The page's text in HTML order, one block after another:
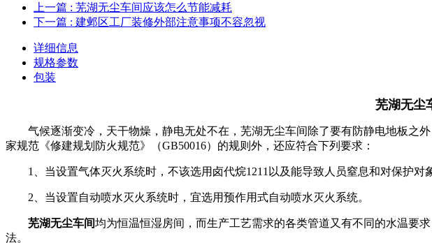
上一篇 : 芜湖无尘车间应该怎么节能减耗
下一篇 : 建邺区工厂装修外部注意事项不容忽视
详细信息
规格参数
包装
芜湖无尘
气候逐渐变冷，天干物燥，静电无处不在，芜湖无尘车间除了要有防静电地板之外
家规范《修建规划防火规范》（GB50016）的规则外，还应符合下列要求：
1、当设置气体灭火系统时，不该选用卤代烷1211以及能导致人员窒息和对保护对
2、当设置自动喷水灭火系统时，宜选用预作用式自动喷水灭火系统。
芜湖无尘车间均为恒温恒湿房间，而生产工艺需求的各类管道又有不同的水温要
法。